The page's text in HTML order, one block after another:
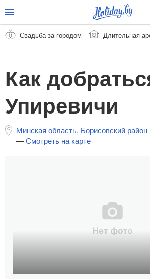
Свадьба за городом Длительная
Как
Упиревичи
Минская область, Борисовский район
—Смотреть на карте